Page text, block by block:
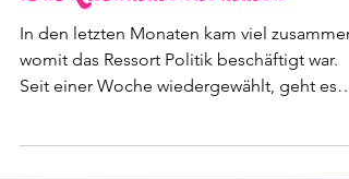
Das Zusammenkommen
In den letzten Monaten kam viel zusammen,